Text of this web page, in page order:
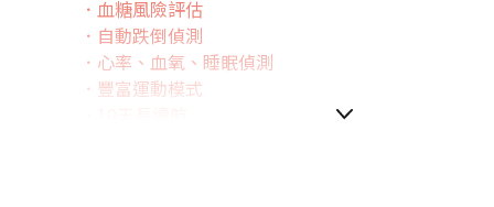
．血糖風險評估
．自動跌倒偵測
．心率、血氧、睡眠偵測
．豐富運動模式